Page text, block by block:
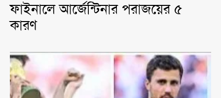
ফাইনালে আর্জেন্টিনার পরাজয়ের ৫
কারণ